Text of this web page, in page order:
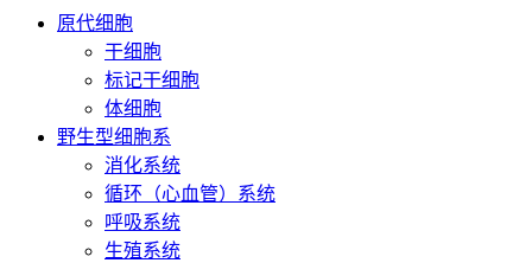
原代细胞
干细胞
标记干细胞
体细胞
野生型细胞系
消化系统
循环（心血管）系统
呼吸系统
生殖系统